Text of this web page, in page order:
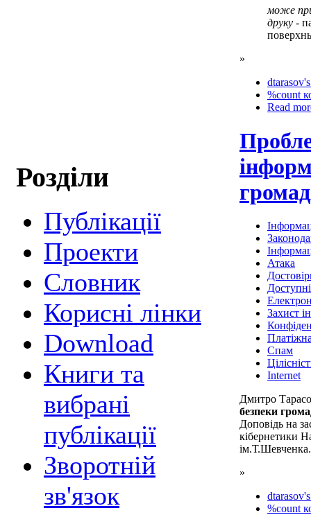
Розділи
Публікації
Проекти
Cловник
Корисні лінки
Download
Книги та
вибрані
публікації
Зворотній
зв'язок
може
друку -
»
%count
Read
Атака
Захист
Спам
Internet
Дмитро
безпеки
Доповідь на
кібернетики
»
%count